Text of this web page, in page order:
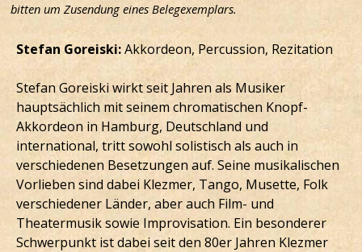
bitten um Zusendung eines Belegexemplars.
Stefan Goreiski:Akkordeon, Percussion, Rezitation
Stefan Goreiski wirkt seit Jahren als Musiker
hauptsächlich mit seinem chromatischen Knopf-
Akkordeon in Hamburg, Deutschland und
international, tritt sowohl solistisch als auch in
verschiedenen Besetzungen auf. Seine musikalischen
Vorlieben sind dabei Klezmer, Tango, Musette, Folk
verschiedener Länder, aber auch Film- und
Theatermusik sowie Improvisation. Ein besonderer
Schwerpunkt ist dabei seit den 80er Jahren Klezmer